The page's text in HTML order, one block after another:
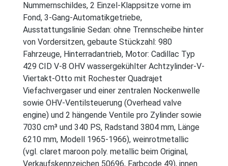
Nummernschildes, 2 Einzel-Klappsitze vorne im
Fond, 3-Gang-Automatikgetriebe,
Ausstattungslinie Sedan: ohne Trennscheibe hinter
von Vordersitzen, gebaute Stückzahl: 980
Fahrzeuge, Hinterradantrieb, Motor: Cadillac Typ
429 CID V-8 OHV wassergekühlter Achtzylinder-V-
Viertakt-Otto mit Rochester Quadrajet
Viefachvergaser und einer zentralen Nockenwelle
sowie OHV-Ventilsteuerung (Overhead valve
engine) und 2 hängende Ventile pro Zylinder sowie
7030 cm³ und 340 PS, Radstand 3804 mm, Länge
6210 mm, Modell 1965-1966), weinrotmetallic
(vgl. claret maroon poly. metallic beim Original,
Verkaufskennzeichen 50696, Farbcode 49), innen